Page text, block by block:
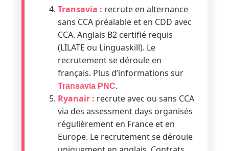
Transavia : recrute en alternance
sans CCA préalable et en CDD avec
CCA. Anglais B2 certifié requis
(LILATE ou Linguaskill). Le
recrutement se déroule en
français. Plus d’informations sur
Transavia PNC.
Ryanair : recrute avec ou sans CCA
via des assessment days organisés
régulièrement en France et en
Europe. Le recrutement se déroule